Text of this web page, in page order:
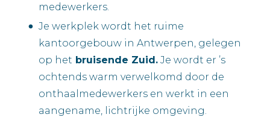
medewerkers.
Je werkplek wordt het ruime
kantoorgebouw in Antwerpen, gelegen
op het bruisende Zuid. Je wordt er ’s
ochtends warm verwelkomd door de
onthaalmedewerkers en werkt in een
aangename, lichtrijke omgeving.